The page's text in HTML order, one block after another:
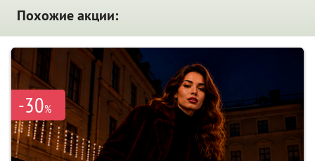
Похожие акции:
-30%